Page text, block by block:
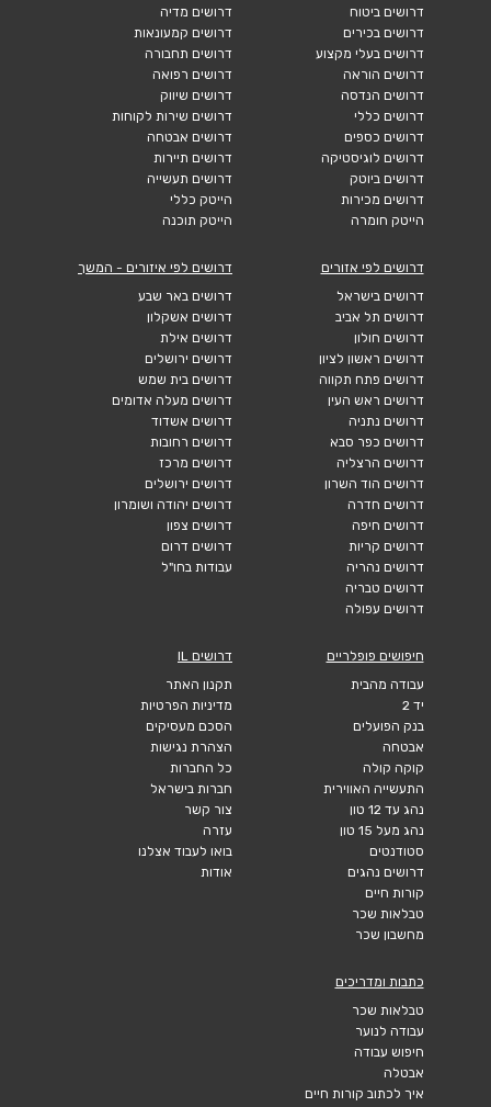
דרושים ביטוח
דרושים בכירים
דרושים בעלי מקצוע
דרושים הוראה
דרושים הנדסה
דרושים כללי
דרושים כספים
דרושים לוגיסטיקה
דרושים ביוטק
דרושים מכירות
הייטק חומרה
דרושים מדיה
דרושים קמעונאות
דרושים תחבורה
דרושים רפואה
דרושים שיווק
דרושים שירות לקוחות
דרושים אבטחה
דרושים תיירות
דרושים תעשייה
הייטק כללי
הייטק תוכנה
דרושים לפי אזורים
דרושים בישראל
דרושים תל אביב
דרושים חולון
דרושים ראשון לציון
דרושים פתח תקווה
דרושים ראש העין
דרושים נתניה
דרושים כפר סבא
דרושים הרצליה
דרושים הוד השרון
דרושים חדרה
דרושים חיפה
דרושים קריות
דרושים נהריה
דרושים טבריה
דרושים עפולה
דרושים לפי איזורים - המשך
דרושים באר שבע
דרושים אשקלון
דרושים אילת
דרושים ירושלים
דרושים בית שמש
דרושים מעלה אדומים
דרושים אשדוד
דרושים רחובות
דרושים מרכז
דרושים ירושלים
דרושים יהודה ושומרון
דרושים צפון
דרושים דרום
עבודות בחו"ל
חיפושים פופלריים
עבודה מהבית
יד 2
בנק הפועלים
אבטחה
קוקה קולה
התעשייה האווירית
נהג עד 12 טון
נהג מעל 15 טון
סטודנטים
דרושים נהגים
קורות חיים
טבלאות שכר
מחשבון שכר
דרושים IL
תקנון האתר
מדיניות הפרטיות
הסכם מעסיקים
הצהרת נגישות
כל החברות
חברות בישראל
צור קשר
עזרה
בואו לעבוד אצלנו
אודות
כתבות ומדריכים
טבלאות שכר
עבודה לנוער
חיפוש עבודה
אבטלה
איך לכתוב קורות חיים